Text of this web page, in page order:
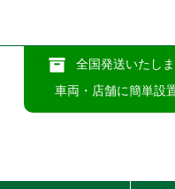
全国発送いたしま
車両・店舗に簡単設